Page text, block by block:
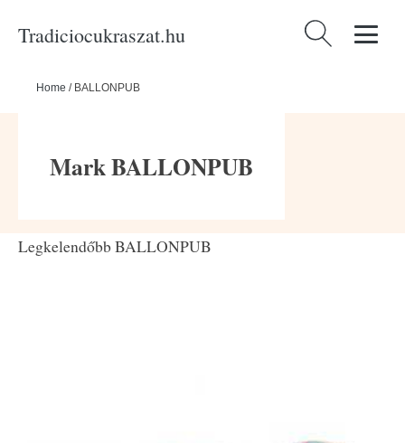
Tradiciocukraszat.hu Keresés:
Home / BALLONPUB
Mark BALLONPUB
Legkelendőbb BALLONPUB